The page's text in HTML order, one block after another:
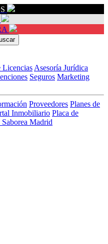
Licencias Asesoría Jurídica
Seguros Marketing
Proveedores Planes de
Inmobiliario Placa de
Madrid